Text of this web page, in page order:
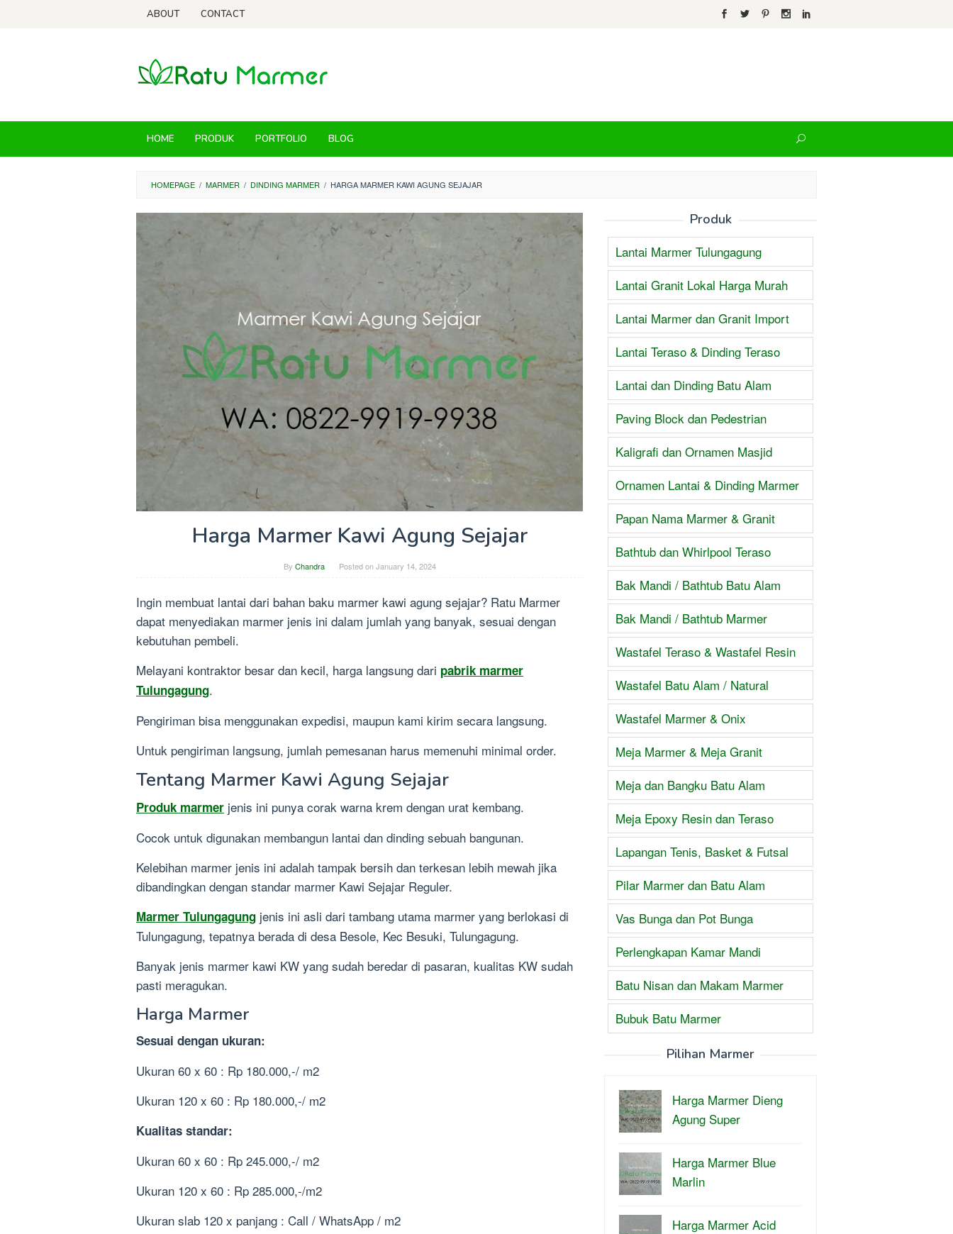
ABOUT CONTACT
HOME PRODUK PORTFOLIO BLOG
HOMEPAGE / MARMER / DINDING MARMER / HARGA MARMER KAWI AGUNG SEJAJAR
Harga Marmer Kawi Agung Sejajar
By Chandra Posted onJanuary 14, 2024
Ingin membuat lantai dari bahan baku marmer kawi agung sejajar? Ratu Marmer
dapat menyediakan marmer jenis ini dalam jumlah yang banyak, sesuai dengan
kebutuhan pembeli.
Melayani kontraktor besar dan kecil, harga langsung dari pabrik marmer
Tulungagung.
Pengiriman bisa menggunakan expedisi, maupun kami kirim secara langsung.
Untuk pengiriman langsung, jumlah pemesanan harus memenuhi minimal order.
Tentang Marmer Kawi Agung Sejajar
Produk marmer jenis ini punya corak warna krem dengan urat kembang.
Cocok untuk digunakan membangun lantai dan dinding sebuah bangunan.
Kelebihan marmer jenis ini adalah tampak bersih dan terkesan lebih mewah jika
dibandingkan dengan standar marmer Kawi Sejajar Reguler.
Marmer Tulungagung jenis ini asli dari tambang utama marmer yang berlokasi di
Tulungagung, tepatnya berada di desa Besole, Kec Besuki, Tulungagung.
Banyak jenis marmer kawi KW yang sudah beredar di pasaran, kualitas KW sudah
pasti meragukan.
Harga Marmer
Sesuai dengan ukuran:
Ukuran 60 x 60 : Rp 180.000,-/ m2
Ukuran 120 x 60 : Rp 180.000,-/ m2
Kualitas standar:
Ukuran 60 x 60 : Rp 245.000,-/ m2
Ukuran 120 x 60 : Rp 285.000,-/m2
Ukuran slab 120 x panjang : Call / WhatsApp / m2
Produk
Lantai Marmer Tulungagung
Lantai Granit Lokal Harga Murah
Lantai Marmer dan Granit Import
Lantai Teraso & Dinding Teraso
Lantai dan Dinding Batu Alam
Paving Block dan Pedestrian
Kaligrafi dan Ornamen Masjid
Ornamen Lantai & Dinding Marmer
Papan Nama Marmer & Granit
Bathtub dan Whirlpool Teraso
Bak Mandi / Bathtub Batu Alam
Bak Mandi / Bathtub Marmer
Wastafel Teraso & Wastafel Resin
Wastafel Batu Alam / Natural
Wastafel Marmer & Onix
Meja Marmer & Meja Granit
Meja dan Bangku Batu Alam
Meja Epoxy Resin dan Teraso
Lapangan Tenis, Basket & Futsal
Pilar Marmer dan Batu Alam
Vas Bunga dan Pot Bunga
Perlengkapan Kamar Mandi
Batu Nisan dan Makam Marmer
Bubuk Batu Marmer
Pilihan Marmer
Harga Marmer Dieng
Agung Super
Harga Marmer Blue
Marlin
Harga Marmer Acid